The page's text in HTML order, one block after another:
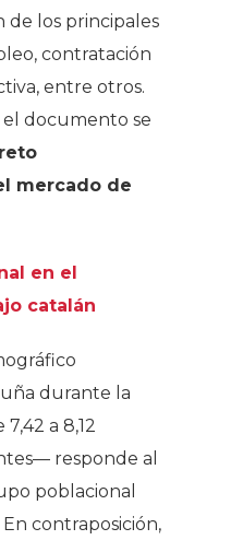
de los principales
contratación
entre otros.
el documento se
reto
mercado de
en el
catalán
durante la
a 8,12
responde al
poblacional
contraposición,